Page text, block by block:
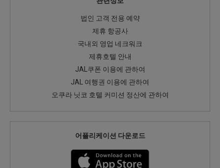
법인 고객 전용 예약
제휴 항공사
국내외 영업 네크워크
제휴호텔 안내
JAL쿠폰 이용에 관하여
JAL 여행권 이용에 관하여
오쿠라 닛코 호텔 커미션 정산에 관하여
어플리케이션 다운로드